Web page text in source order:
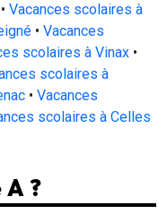
• Vacances scolaires à
• Vacances
scolaires à Vinax •
scolaires à
• Vacances
scolaires à Celles
?